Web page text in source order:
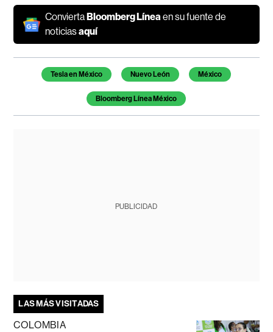
Convierta Bloomberg Líneaen su fuente de
noticiasaquí
Temas de este artículo
Tesla en México Nuevo León México
Bloomberg Línea México
PUBLICIDAD
LAS MÁS VISITADAS
COLOMBIA